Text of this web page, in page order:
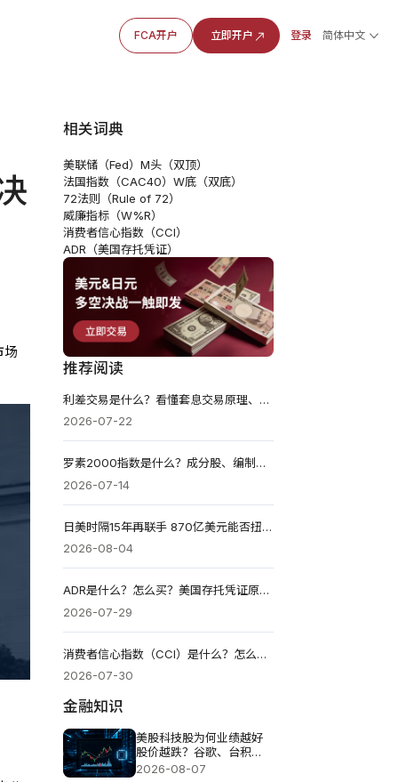
FCA开户 立即开户 登录 简体中文
场
相关词典
美联储（Fed） M头（双顶）
法国指数（CAC40） W底（双底）
72法则（Rule of 72）
威廉指标（W%R）
消费者信心指数（CCI）
ADR（美国存托凭证）
推荐阅读
利差交易是什么？看懂套息交易原理、获利逻辑、风险与操作
2026-07-22
罗素2000指数是什么？成分股、编制方式、ETF投资与风险解析
2026-07-14
日美时隔15年再联手 870亿美元能否扭转日元颓势？
2026-08-04
ADR是什么？怎么买？美国存托凭证原理、价格换算、套利与风险
2026-07-29
消费者信心指数（CCI）是什么？怎么看数据、影响与投资策略
2026-07-30
金融知识
美股科技股为何业绩越好
股价越跌？谷歌、台积
电、甲骨文揭AI投资压力
2026-08-07